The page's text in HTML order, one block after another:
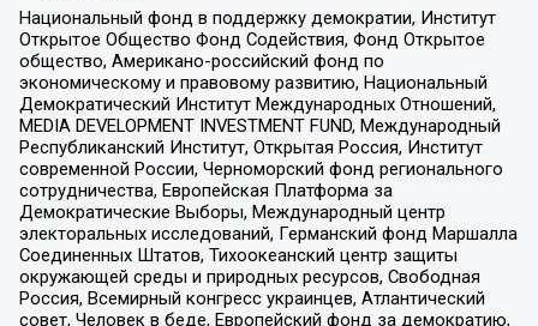
Национальный фонд в поддержку демократии, Институт
Открытое Общество Фонд Содействия, Фонд Открытое
общество, Американо-российский фонд по
экономическому и правовому развитию, Национальный
Демократический Институт Международных Отношений,
MEDIA DEVELOPMENT INVESTMENT FUND, Международный
Республиканский Институт, Открытая Россия, Институт
современной России, Черноморский фонд регионального
сотрудничества, Европейская Платформа за
Демократические Выборы, Международный центр
электоральных исследований, Германский фонд Маршалла
Соединенных Штатов, Тихоокеанский центр защиты
окружающей среды и природных ресурсов, Свободная
Россия, Всемирный конгресс украинцев, Атлантический
совет, Человек в беде, Европейский фонд за демократию,